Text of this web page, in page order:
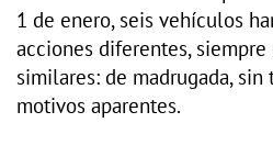
1 de enero, seis vehículos
acciones diferentes,
similares: de madrugada,
motivos aparentes.